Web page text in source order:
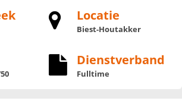
Locatie
Biest-Houtakker
Dienstverband
Fulltime